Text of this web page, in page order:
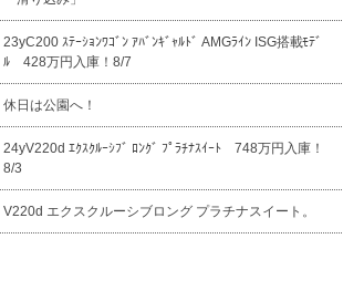
23yC200 ｽﾃｰｼｮﾝﾜｺﾞﾝ ｱﾊﾞﾝｷﾞｬﾙﾄﾞ AMGﾗｲﾝ ISG搭載ﾓﾃﾞ
ﾙ 428万円入庫！8/7
休日は公園へ！
24yV220d ｴｸｽｸﾙｰｼﾌﾞ ﾛﾝｸﾞ ﾌﾟﾗﾁﾅｽｲｰﾄ 748万円入庫！
8/3
V220d エクスクルーシブロング プラチナスイート。